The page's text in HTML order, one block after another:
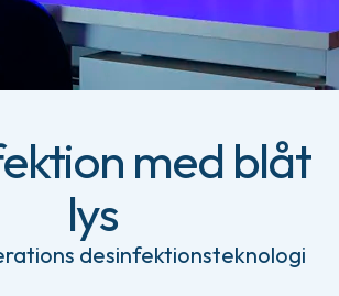
med blåt
lys
desinfektionsteknologi